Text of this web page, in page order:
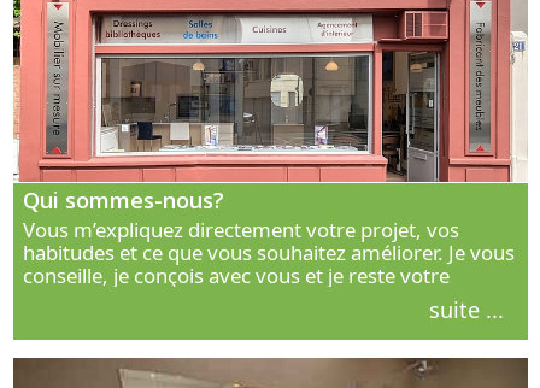
Qui sommes-nous?
Vous m’expliquez directement votre projet, vos
habitudes et ce que vous souhaitez améliorer. Je vous
conseille, je conçois avec vous et je reste votre
interlocuteur principal. Découvrez ma façon de vous
suite ...